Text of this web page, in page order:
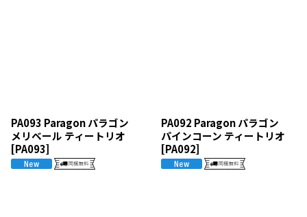
PA093 Paragon パラゴン
メリベール ティートリオ
[PA093]
PA092 Paragon パラゴン
パインコーン ティートリオ
[PA092]